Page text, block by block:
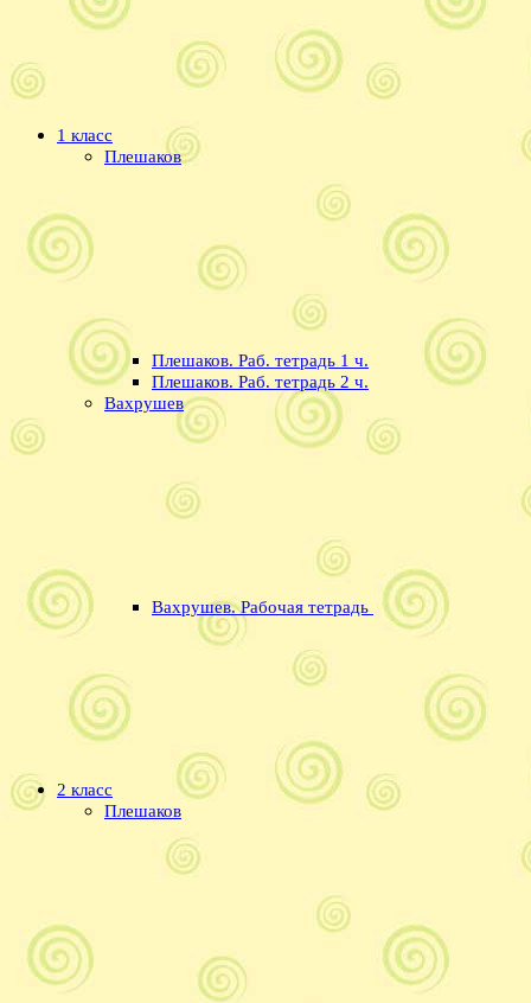
1 класс
Плешаков
Плешаков. Раб. тетрадь 1 ч.
Плешаков. Раб. тетрадь 2 ч.
Вахрушев
Вахрушев. Рабочая тетрадь
2 класс
Плешаков